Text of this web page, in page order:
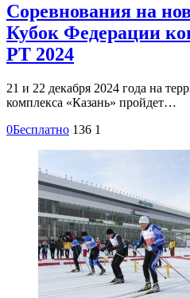
Соревнования на
Кубок Федерации
РТ 2024
21 и 22 декабря 2024 года на
комплекса «Казань» пройдет…
0Бесплатно 136 1